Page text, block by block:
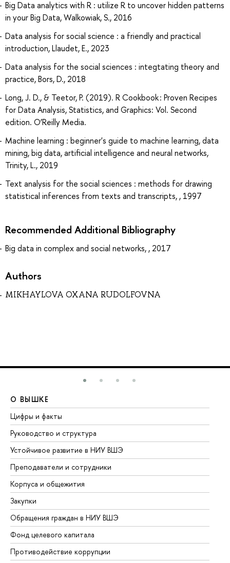
Big Data analytics with R : utilize R to uncover hidden patterns
in your Big Data, Walkowiak, S., 2016
Data analysis for social science : a friendly and practical
introduction, Llaudet, E., 2023
Data analysis for the social sciences : integtating theory and
practice, Bors, D., 2018
Long, J. D., & Teetor, P. (2019). R Cookbook : Proven Recipes
for Data Analysis, Statistics, and Graphics: Vol. Second
edition. O’Reilly Media.
Machine learning : beginner's guide to machine learning, data
mining, big data, artificial intelligence and neural networks,
Trinity, L., 2019
Text analysis for the social sciences : methods for drawing
statistical inferences from texts and transcripts, , 1997
Recommended Additional Bibliography
Big data in complex and social networks, , 2017
Authors
MIKHAYLOVA OXANA RUDOLFOVNA
О ВЫШКЕ
Цифры и факты
Руководство и структура
Устойчивое развитие в НИУ ВШЭ
Преподаватели и сотрудники
Корпуса и общежития
Закупки
Обращения граждан в НИУ ВШЭ
Фонд целевого капитала
Противодействие коррупции